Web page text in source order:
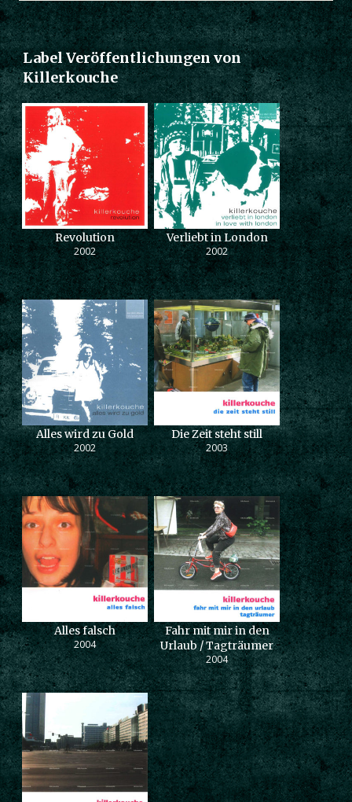
Label Veröffentlichungen von
Killerkouche
Revolution
2002
Verliebt in London
2002
Alles wird zu Gold
2002
Die Zeit steht still
2003
Alles falsch
2004
Fahr mit mir in den
Urlaub / Tagträumer
2004